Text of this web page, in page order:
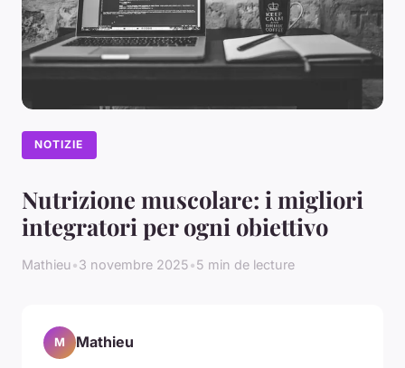
NOTIZIE
Nutrizione muscolare: i migliori
integratori per ogni obiettivo
Mathieu•3 novembre 2025•5 min de lecture
M Mathieu